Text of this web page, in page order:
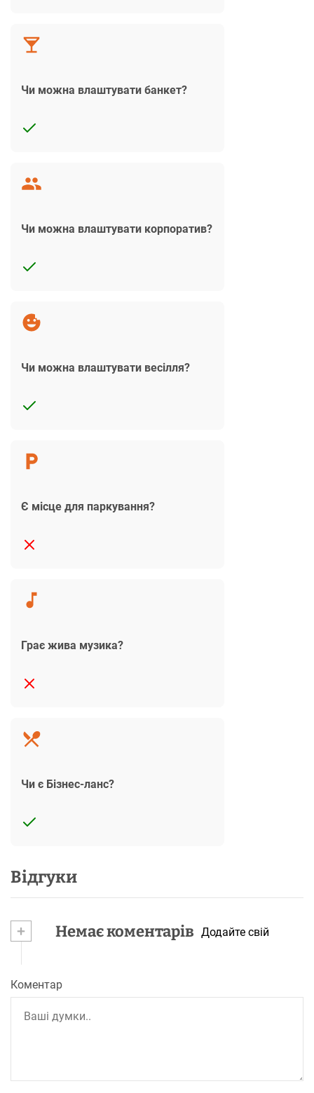
Чи можна влаштувати банкет?
Чи можна влаштувати корпоратив?
Чи можна влаштувати весілля?
Є місце для паркування?
Грає жива музика?
Чи є Бізнес-ланс?
Відгуки
+ Немає коментарів Додайте свій
Коментар